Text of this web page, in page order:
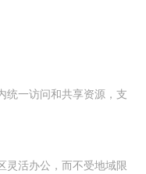
统一访问和共享资源，支
灵活办公，而不受地域限